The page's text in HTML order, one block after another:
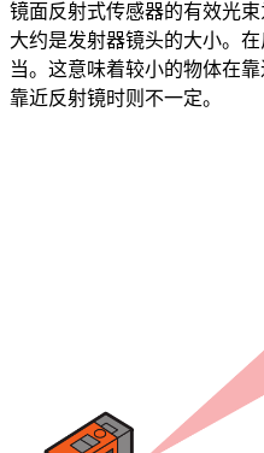
镜面反射式传感器的有效光
大约是发射器镜头的大小。
当。这意味着较小的物体在
靠近反射镜时则不一定。